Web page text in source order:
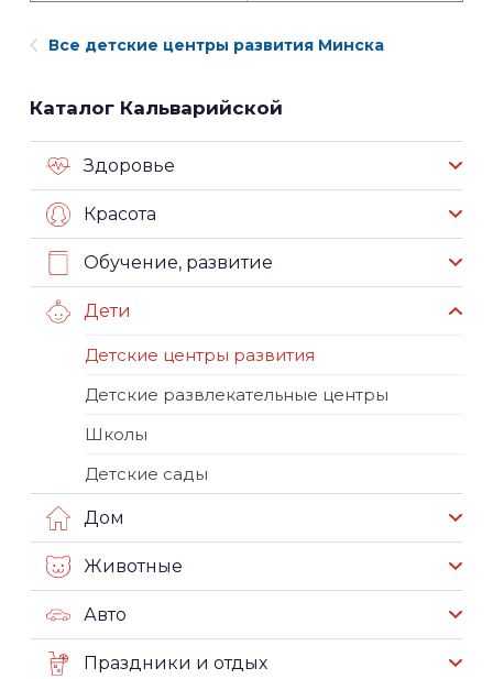
Все детские центры развития Минска
Каталог Кальварийской
Здоровье
Красота
Обучение, развитие
Дети
Детские центры развития
Детские развлекательные центры
Школы
Детские сады
Дом
Животные
Авто
Праздники и отдых